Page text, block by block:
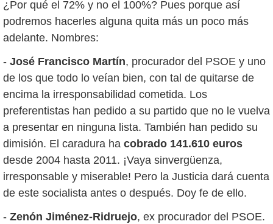
¿Por qué el 72% y no el 100%? Pues porque así
podremos hacerles alguna quita más un poco más
adelante. Nombres:
- José Francisco Martín, procurador del PSOE y uno
de los que todo lo veían bien, con tal de quitarse de
encima la irresponsabilidad cometida. Los
preferentistas han pedido a su partido que no le vuelva
a presentar en ninguna lista. También han pedido su
dimisión. El caradura ha cobrado 141.610 euros
desde 2004 hasta 2011. ¡Vaya sinvergüenza,
irresponsable y miserable! Pero la Justicia dará cuenta
de este socialista antes o después. Doy fe de ello.
- Zenón Jiménez-Ridruejo, ex procurador del PSOE.